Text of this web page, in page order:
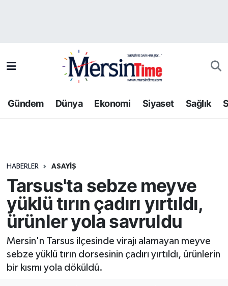
Gündem Dünya Ekonomi Siyaset Sağlık
HABERLER ASAYIŞ
Tarsus'ta sebze meyve
yüklü tırın çadırı yırtıldı,
ürünler yola savruldu
Mersin'n Tarsus ilçesinde virajı alamayan meyve
sebze yüklü tırın dorsesinin çadırı yırtıldı, ürünlerin
bir kısmı yola döküldü.
Bilim-Teknoloji
Dünya
Ekonomi
Gündem
Kültür-Sanat
Resmi İlan
Sağlık
Trafik Durumu
Tüm Manşetler
Haber Arşivi